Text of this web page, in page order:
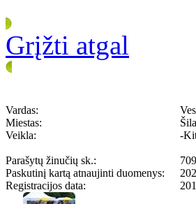
Grįžti atgal
Vardas:
Miestas:
Veikla:
-
Parašytų žinučių sk.:
Paskutinį kartą atnaujinti duomenys:
Registracijos data: